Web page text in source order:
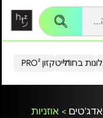
הייטקזון PRO²בחו"ל
> אוזניות